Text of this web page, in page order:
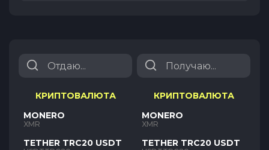
КРИПТОВАЛЮТА
MONERO
XMR
TETHER TRC20 USDT
КРИПТОВАЛЮТА
MONERO
XMR
TETHER TRC20 USDT